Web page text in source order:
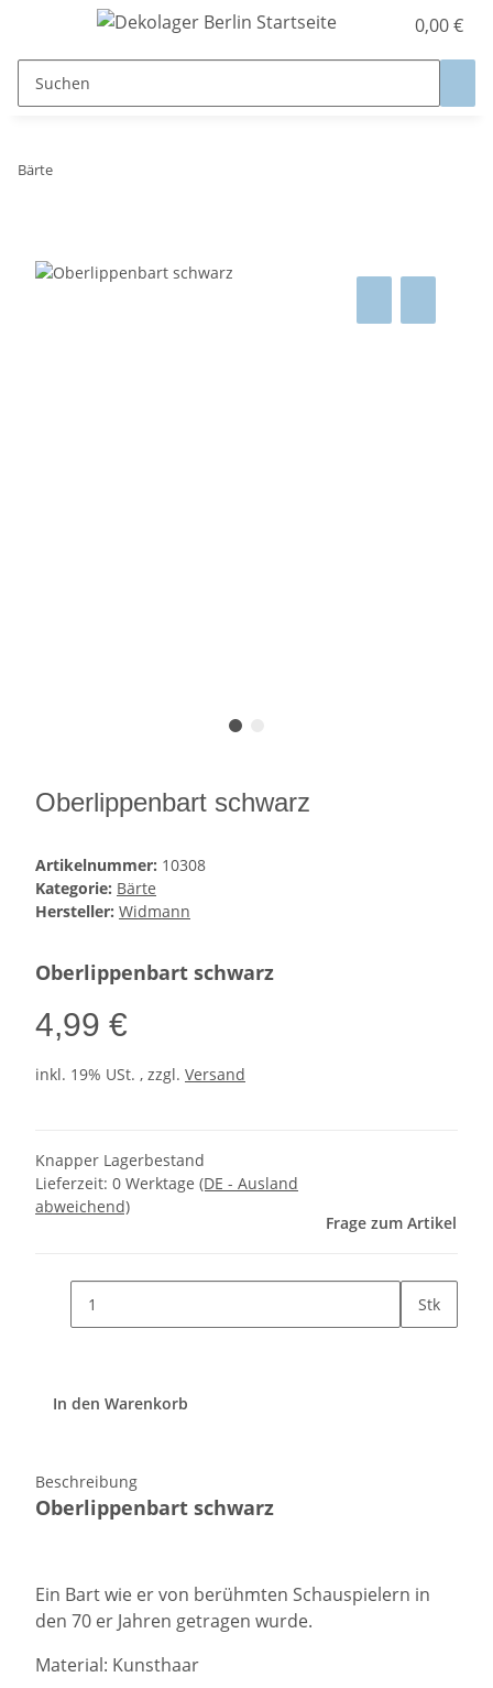
0,00 €
Bärte
Oberlippenbart schwarz
Artikelnummer: 10308
Kategorie: Bärte
Hersteller: Widmann
Oberlippenbart schwarz
4,99 €
inkl. 19% USt. , zzgl. Versand
Knapper Lagerbestand
Lieferzeit: 0 Werktage (DE - Ausland
abweichend)
Frage zum Artikel
Stk
In den Warenkorb
Beschreibung
Oberlippenbart schwarz
Ein Bart wie er von berühmten Schauspielern in
den 70 er Jahren getragen wurde.
Material: Kunsthaar